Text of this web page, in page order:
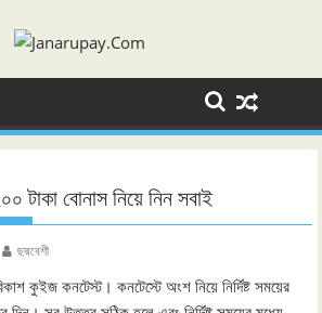
টাকা বোনাস নিয়ে নিন সবাই
ছদ্মবেশী
কুইজ কনটেস্ট। কনটেস্টে অংশ নিয়ে নির্দিষ্ট সময়ের